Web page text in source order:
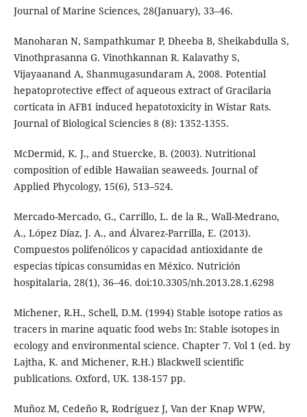
Journal of Marine Sciences, 28(January), 33–46.
Manoharan N, Sampathkumar P, Dheeba B, Sheikabdulla S,
Vinothprasanna G. Vinothkannan R. Kalavathy S,
Vijayaanand A, Shanmugasundaram A, 2008. Potential
hepatoprotective effect of aqueous extract of Gracilaria
corticata in AFB1 induced hepatotoxicity in Wistar Rats.
Journal of Biological Sciencies 8 (8): 1352-1355.
McDermid, K. J., and Stuercke, B. (2003). Nutritional
composition of edible Hawaiian seaweeds. Journal of
Applied Phycology, 15(6), 513–524.
Mercado-Mercado, G., Carrillo, L. de la R., Wall-Medrano,
A., López Díaz, J. A., and Álvarez-Parrilla, E. (2013).
Compuestos polifenólicos y capacidad antioxidante de
especias típicas consumidas en México. Nutrición
hospitalaria, 28(1), 36–46. doi:10.3305/nh.2013.28.1.6298
Michener, R.H., Schell, D.M. (1994) Stable isotope ratios as
tracers in marine aquatic food webs In: Stable isotopes in
ecology and environmental science. Chapter 7. Vol 1 (ed. by
Lajtha, K. and Michener, R.H.) Blackwell scientific
publications. Oxford, UK. 138-157 pp.
Muñoz M, Cedeño R, Rodríguez J, Van der Knap WPW,